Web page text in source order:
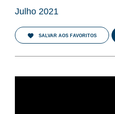
Julho 2021
SALVAR AOS FAVORITOS